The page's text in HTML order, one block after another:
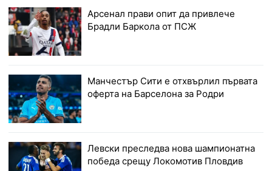
Арсенал прави опит да привлече
Брадли Баркола от ПСЖ
Манчестър Сити е отхвърлил първата
оферта на Барселона за Родри
Левски преследва нова шампионатна
победа срещу Локомотив Пловдив